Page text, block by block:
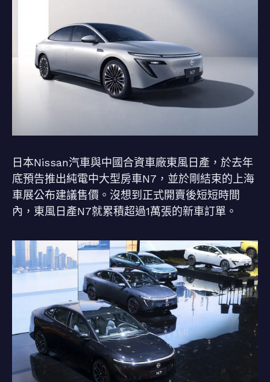
日本Nissan汽車與中國合資車廠東風日產，於去年
底預告推出純電中大型房車N7，並於剛結束的上海
車展公布建議售價。沒想到正式開賣後短短時間
內，東風日產N7就累積超過1萬張的新車訂單。